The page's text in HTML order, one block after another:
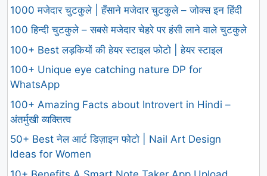
1000 मजेदार चुटकुले | हँसाने मजेदार चुटकुले – जोक्स इन हिंदी
100 हिन्दी चुटकुले – सबसे मजेदार चेहरे पर हंसी लाने वाले चुटकुले
100+ Best लड़कियों की हेयर स्टाइल फोटो | हेयर स्टाइल
100+ Unique eye catching nature DP for
WhatsApp
100+ Amazing Facts about Introvert in Hindi –
अंतर्मुखी व्यक्तित्व
50+ Best नेल आर्ट डिज़ाइन फोटो | Nail Art Design
Ideas for Women